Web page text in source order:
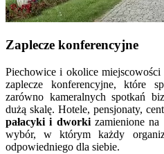
Zaplecze konferencyjne
Piechowice i okolice miejscowości
zaplecze konferencyjne, które
zarówno kameralnych spotkań
dużą skalę. Hotele, pensjonaty,
pałacyki i dworki zamienione
wybór, w którym każdy
odpowiedniego dla siebie.